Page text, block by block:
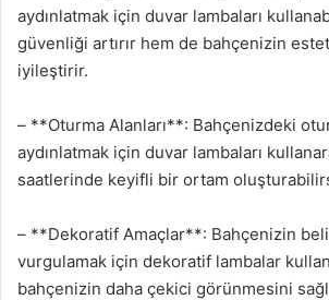
aydınlatmak için duvar lambaları
güvenliği artırır hem de bahçenizin
iyileştirir.
– **Oturma Alanları**: Bahçenizdeki
aydınlatmak için duvar lambaları
saatlerinde keyifli bir ortam
– **Dekoratif Amaçlar**: Bahçenizin
vurgulamak için dekoratif lambalar
bahçenizin daha çekici görünmesini